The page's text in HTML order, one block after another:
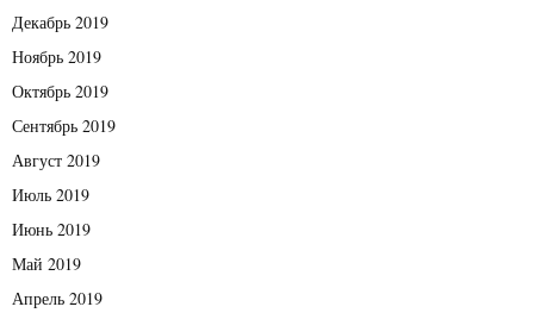
Декабрь 2019
Ноябрь 2019
Октябрь 2019
Сентябрь 2019
Август 2019
Июль 2019
Июнь 2019
Май 2019
Апрель 2019